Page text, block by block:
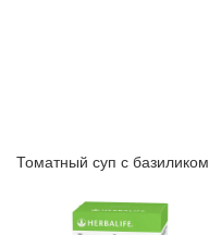
Томатный суп с базиликом